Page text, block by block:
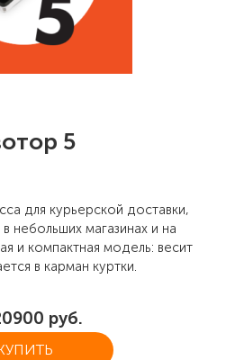
5
для курьерской доставки,
небольших магазинах и на
и компактная модель: весит
в карман куртки.
руб.